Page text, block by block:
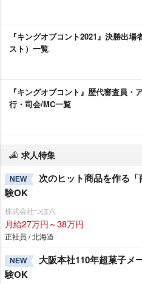
『キングオブコント2021』決勝出場
スト）一覧
『キングオブコント』歴代審査員・
行・司会/MC一覧
求人特集
NEW
次のヒット商品を作る
験OK
株式会社つぼ八
月給27万円～38万円
正社員 / 北海道
NEW
大阪本社110年超菓子メ
験OK